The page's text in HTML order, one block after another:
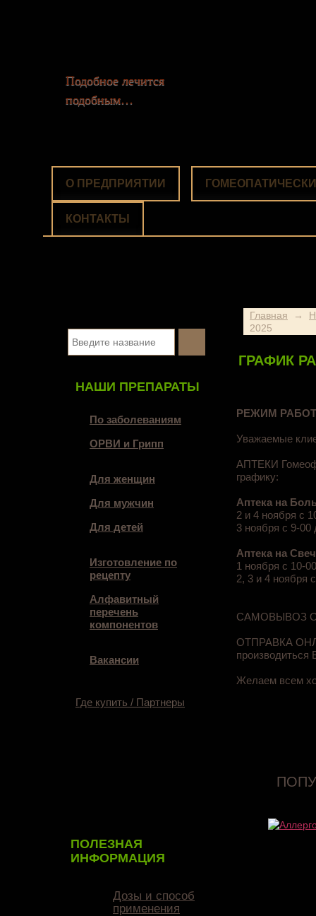
Подобное лечится
подобным…
О ПРЕДПРИЯТИИ
КОНТАКТЫ
Главная →
2025
ГРАФИК
РЕЖИМ
Уважаемые
АПТЕКИ
графику:
Аптека на
2 и 4 ноября с
3 ноября с 9-00
Аптека на
1 ноября с 10-
2, 3 и 4 ноября
САМОВЫВОЗ
ОТПРАВКА
Желаем всем
НАШИ ПРЕПАРАТЫ
По заболеваниям
ОРВИ и Грипп
Для женщин
Для мужчин
Для детей
Изготовление по
рецепту
Алфавитный
перечень
компонентов
Вакансии
Где купить / Партнеры
ПОЛЕЗНАЯ
ИНФОРМАЦИЯ
Дозы и способ
применения